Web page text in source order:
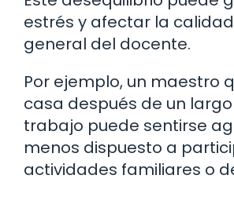
estrés y afectar la
general del docente.
Por ejemplo, un maestro
casa después de un
trabajo puede sentirse
menos dispuesto a
actividades familiares o